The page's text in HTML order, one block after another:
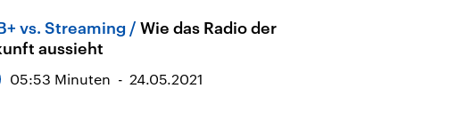
vs. Streaming
Wie das Radio der
aussieht
05:53 Minuten 24.05.2021